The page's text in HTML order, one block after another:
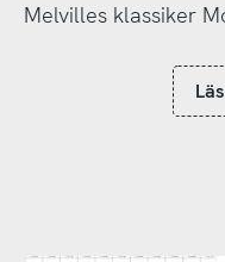
Melvilles klassiker